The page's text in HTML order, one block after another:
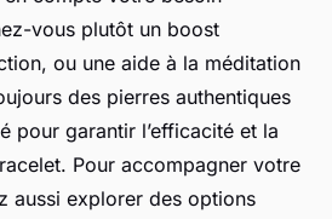
vous plutôt un boost
ou une aide à la méditation
des pierres authentiques
pour garantir l’efficacité et la
Pour accompagner votre
aussi explorer des options